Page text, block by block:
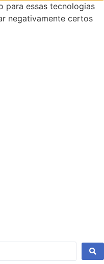
para essas tecnologias
negativamente certos